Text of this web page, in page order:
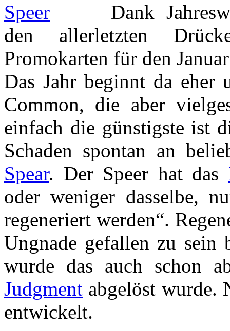
Dank
den allerletzten
Promokarten für den
Das Jahr beginnt da eher
Common, die aber
einfach die günstigste ist
Schaden spontan an
Spear. Der Speer hat das
oder weniger dasselbe,
regeneriert werden“.
Ungnade gefallen zu
wurde das auch schon
Judgment abgelöst wurde.
entwickelt.